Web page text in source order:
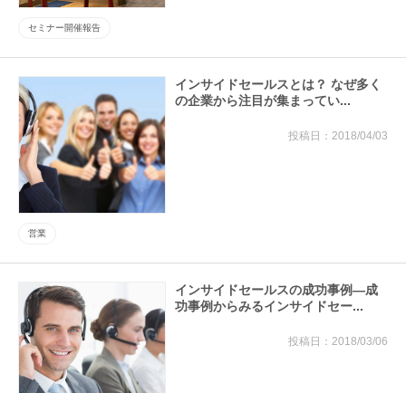
セミナー開催報告
インサイドセールスとは？ なぜ多く
の企業から注目が集まってい...
2018/04/03
営業
インサイドセールスの成功事例―成
功事例からみるインサイドセー...
2018/03/06